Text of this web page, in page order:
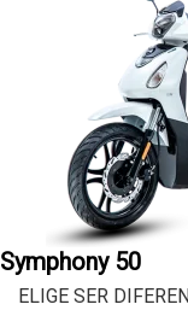
Symphony 50
ELIGE SER